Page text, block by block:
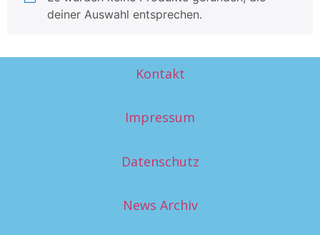
deiner Auswahl entsprechen.
Kontakt
Impressum
Datenschutz
News Archiv